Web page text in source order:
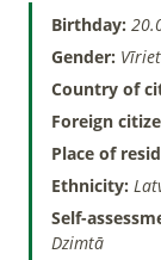
Birthday:
Gender:
Country of
Foreign
Place of
Ethnicity:
Self-
Dzimtā